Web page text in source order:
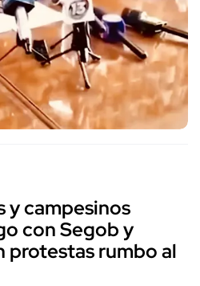
y campesinos
con Segob y
protestas rumbo al